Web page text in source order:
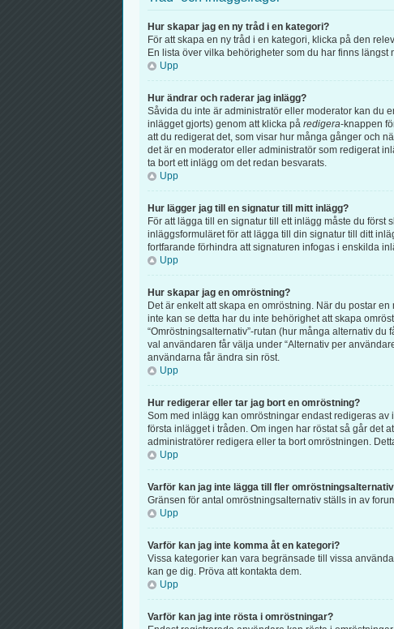
Hur skapar jag en ny tråd i en kategori?
För att skapa en ny tråd i en kategori, klicka på den
En lista över vilka behörigheter som du har finns
Upp
Hur ändrar och raderar jag inlägg?
Såvida du inte är administratör eller moderator kan du
inlägget gjorts) genom att klicka på redigera-knappen
att du redigerat det, som visar hur många gånger och
det är en moderator eller administratör som redigerat
ta bort ett inlägg om det redan besvarats.
Upp
Hur lägger jag till en signatur till mitt inlägg?
För att lägga till en signatur till ett inlägg måste du
inläggsformuläret för att lägga till din signatur till ditt
fortfarande förhindra att signaturen infogas i enskilda
Upp
Hur skapar jag en omröstning?
Det är enkelt att skapa en omröstning. När du postar
inte kan se detta har du inte behörighet att skapa
“Omröstningsalternativ”-rutan (hur många alternativ
val användaren får välja under “Alternativ per
användarna får ändra sin röst.
Upp
Hur redigerar eller tar jag bort en omröstning?
Som med inlägg kan omröstningar endast redigeras
första inlägget i tråden. Om ingen har röstat så går det
administratörer redigera eller ta bort omröstningen.
Upp
Varför kan jag inte lägga till fler
Gränsen för antal omröstningsalternativ ställs in av
Upp
Varför kan jag inte komma åt en kategori?
Vissa kategorier kan vara begränsade till vissa
kan ge dig. Pröva att kontakta dem.
Upp
Varför kan jag inte rösta i omröstningar?